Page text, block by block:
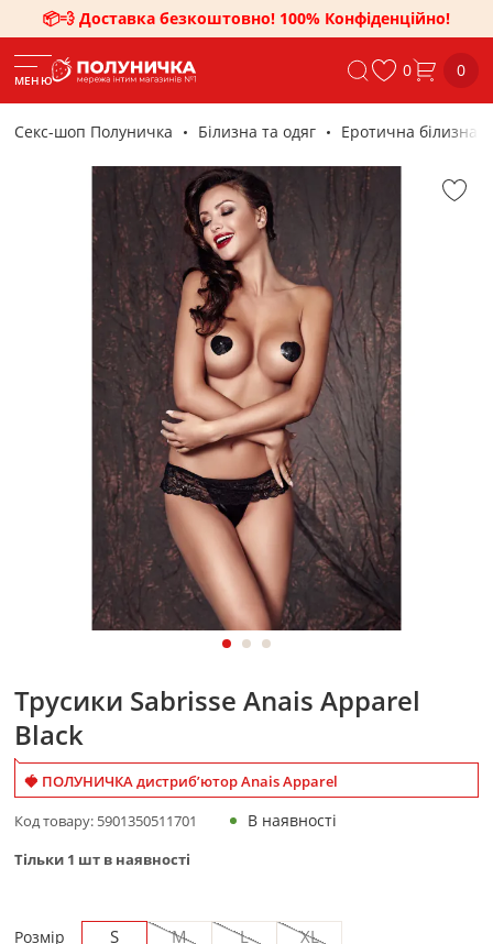
📦💨 Доставка безкоштовно! 100% Конфіденційно!
МЕНЮ 0 0
Секс-шоп Полуничка Білизна та одяг Еротична білизна
Трусики Sabrisse Anais Apparel
Black
🍓 ПОЛУНИЧКА дистриб’ютор Anais Apparel
Код товару: 5901350511701 В наявності
Тільки 1 шт в наявності
Розмір S M L XL